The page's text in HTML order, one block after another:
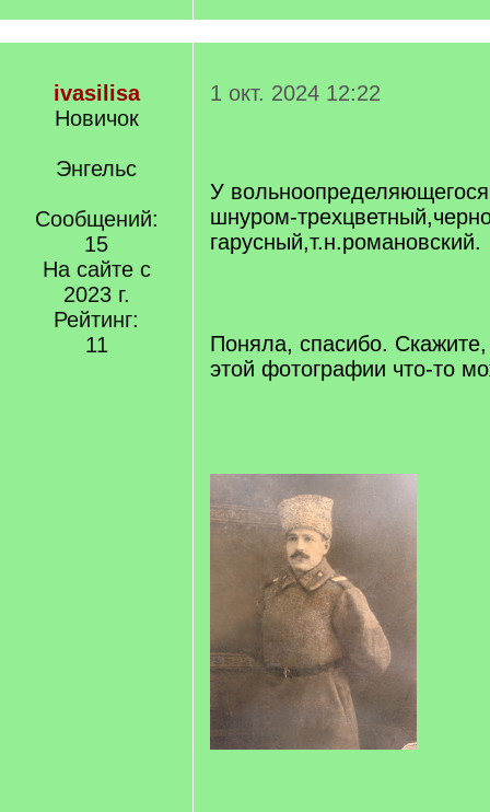
ivasilisa
Новичок
Энгельс
Сообщений:
15
На сайте с
2023 г.
Рейтинг:
11
1 окт. 2024 12:22
У
шнуром-
гарусный,т.н.романовский.
Поняла, спасибо.
этой фотографии что-то